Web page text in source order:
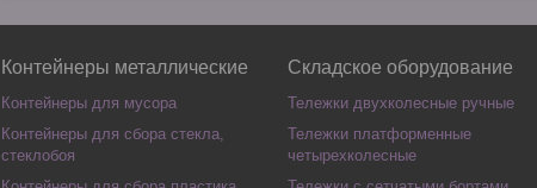
Контейнеры металлические
Контейнеры для мусора
Контейнеры для сбора стекла,
стеклобоя
Складское оборудование
Тележки двухколесные ручные
Тележки платформенные
четырехколесные